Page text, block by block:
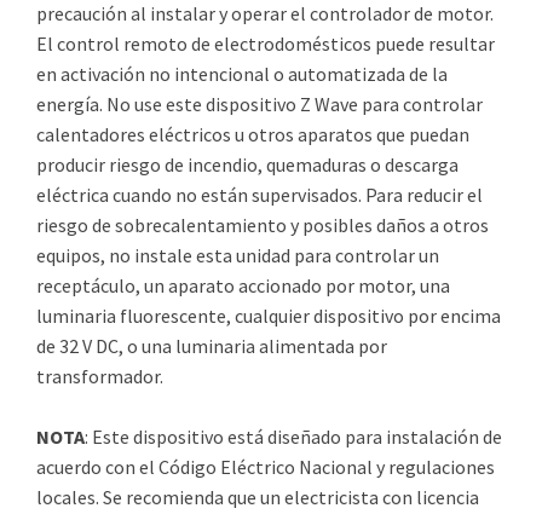
precaución al instalar y operar el controlador de motor.
El control remoto de electrodomésticos puede resultar
en activación no intencional o automatizada de la
energía. No use este dispositivo Z Wave para controlar
calentadores eléctricos u otros aparatos que puedan
producir riesgo de incendio, quemaduras o descarga
eléctrica cuando no están supervisados. Para reducir el
riesgo de sobrecalentamiento y posibles daños a otros
equipos, no instale esta unidad para controlar un
receptáculo, un aparato accionado por motor, una
luminaria fluorescente, cualquier dispositivo por encima
de 32 V DC, o una luminaria alimentada por
transformador.
NOTA: Este dispositivo está diseñado para instalación de
acuerdo con el Código Eléctrico Nacional y regulaciones
locales. Se recomienda que un electricista con licencia